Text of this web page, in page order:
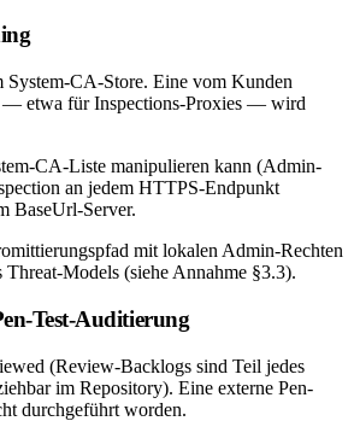
System-CA-Store. Eine vom Kunden
— etwa für Inspections-Proxies — wird
CA-Liste manipulieren kann (Admin-
an jedem HTTPS-Endpunkt
BaseUrl-Server.
mit lokalen Admin-Rechten
Threat-Models (siehe Annahme §3.3).
Test-Auditierung
(Review-Backlogs sind Teil jedes
im Repository). Eine externe Pen-
durchgeführt worden.